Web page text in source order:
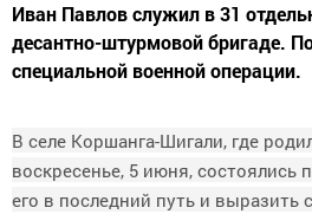
Иван Павлов служил в 31
десантно-штурмовой бригаде.
специальной военной операции.
В селе Коршанга-Шигали, где
воскресенье, 5 июня,
его в последний путь и выразить